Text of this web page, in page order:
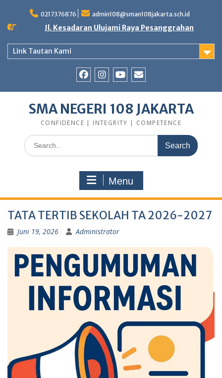
content
0217376876 admin108@sman108jakarta.sch.id
Jl. Kesadaran Ulujami Raya Pesanggrahan
Link Tautan Kami
SMA NEGERI 108 JAKARTA
CONFIDENCE | INTEGRITY | COMPETENCE
Search
for:
Menu
TATA TERTIB SEKOLAH TA 2026-2027
Juni 19, 2026 Administrator